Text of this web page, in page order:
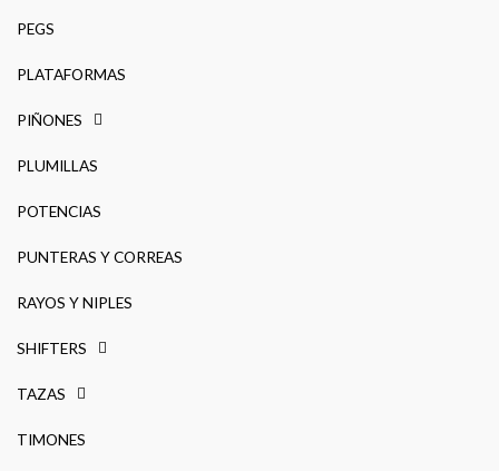
PEGS
PLATAFORMAS
PIÑONES
PLUMILLAS
POTENCIAS
PUNTERAS Y CORREAS
RAYOS Y NIPLES
SHIFTERS
TAZAS
TIMONES